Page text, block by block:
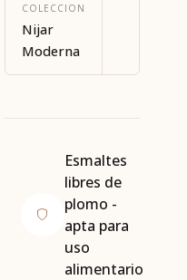
COLECCION
Nijar
Moderna
Esmaltes
libres de
plomo -
apta para
uso
alimentario